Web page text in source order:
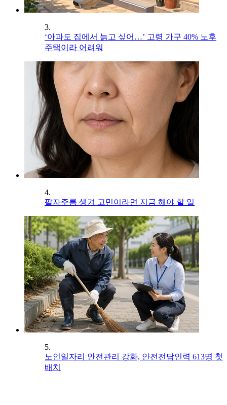
3.
‘아파도 집에서 늙고 싶어…’ 고령 가구 40% 노후
주택이라 어려워
4.
팔자주름 생겨 고민이라면 지금 해야 할 일
5.
노인일자리 안전관리 강화, 안전전담인력 613명 첫
배치